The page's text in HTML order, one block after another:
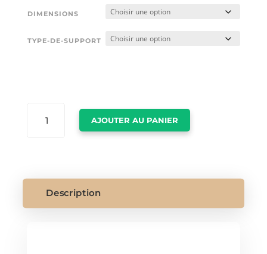
DIMENSIONS
TYPE-DE-SUPPORT
AJOUTER AU PANIER
Description